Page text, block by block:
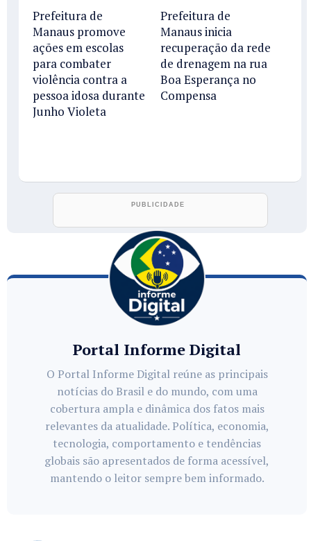
Prefeitura de
Manaus promove
ações em escolas
para combater
violência contra a
pessoa idosa durante
Junho Violeta
Prefeitura de
Manaus inicia
recuperação da rede
de drenagem na rua
Boa Esperança no
Compensa
Portal Informe Digital
O Portal Informe Digital reúne as principais
notícias do Brasil e do mundo, com uma
cobertura ampla e dinâmica dos fatos mais
relevantes da atualidade. Política, economia,
tecnologia, comportamento e tendências
globais são apresentados de forma acessível,
mantendo o leitor sempre bem informado.